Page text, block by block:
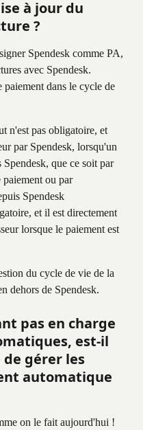
à jour du
?
Spendesk comme PA,
avec Spendesk.
dans le cycle de
n'est pas obligatoire, et
par Spendesk, lorsqu'un
que ce soit par
ou par
Spendesk
et il est directement
lorsque le paiement est
du cycle de vie de la
dehors de Spendesk.
pas en charge
est-il
gérer les
automatique
on le fait aujourd'hui !